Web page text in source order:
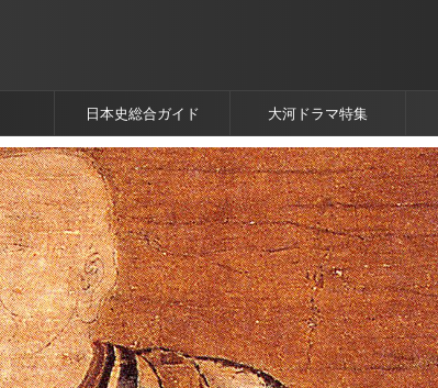
日本史総合ガイド 大河ドラマ特集